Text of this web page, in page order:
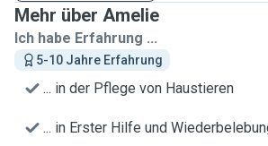
Mehr über Amelie
Ich habe Erfahrung ...
5-10 Jahre Erfahrung
... in der Pflege von Haustieren
... in Erster Hilfe und